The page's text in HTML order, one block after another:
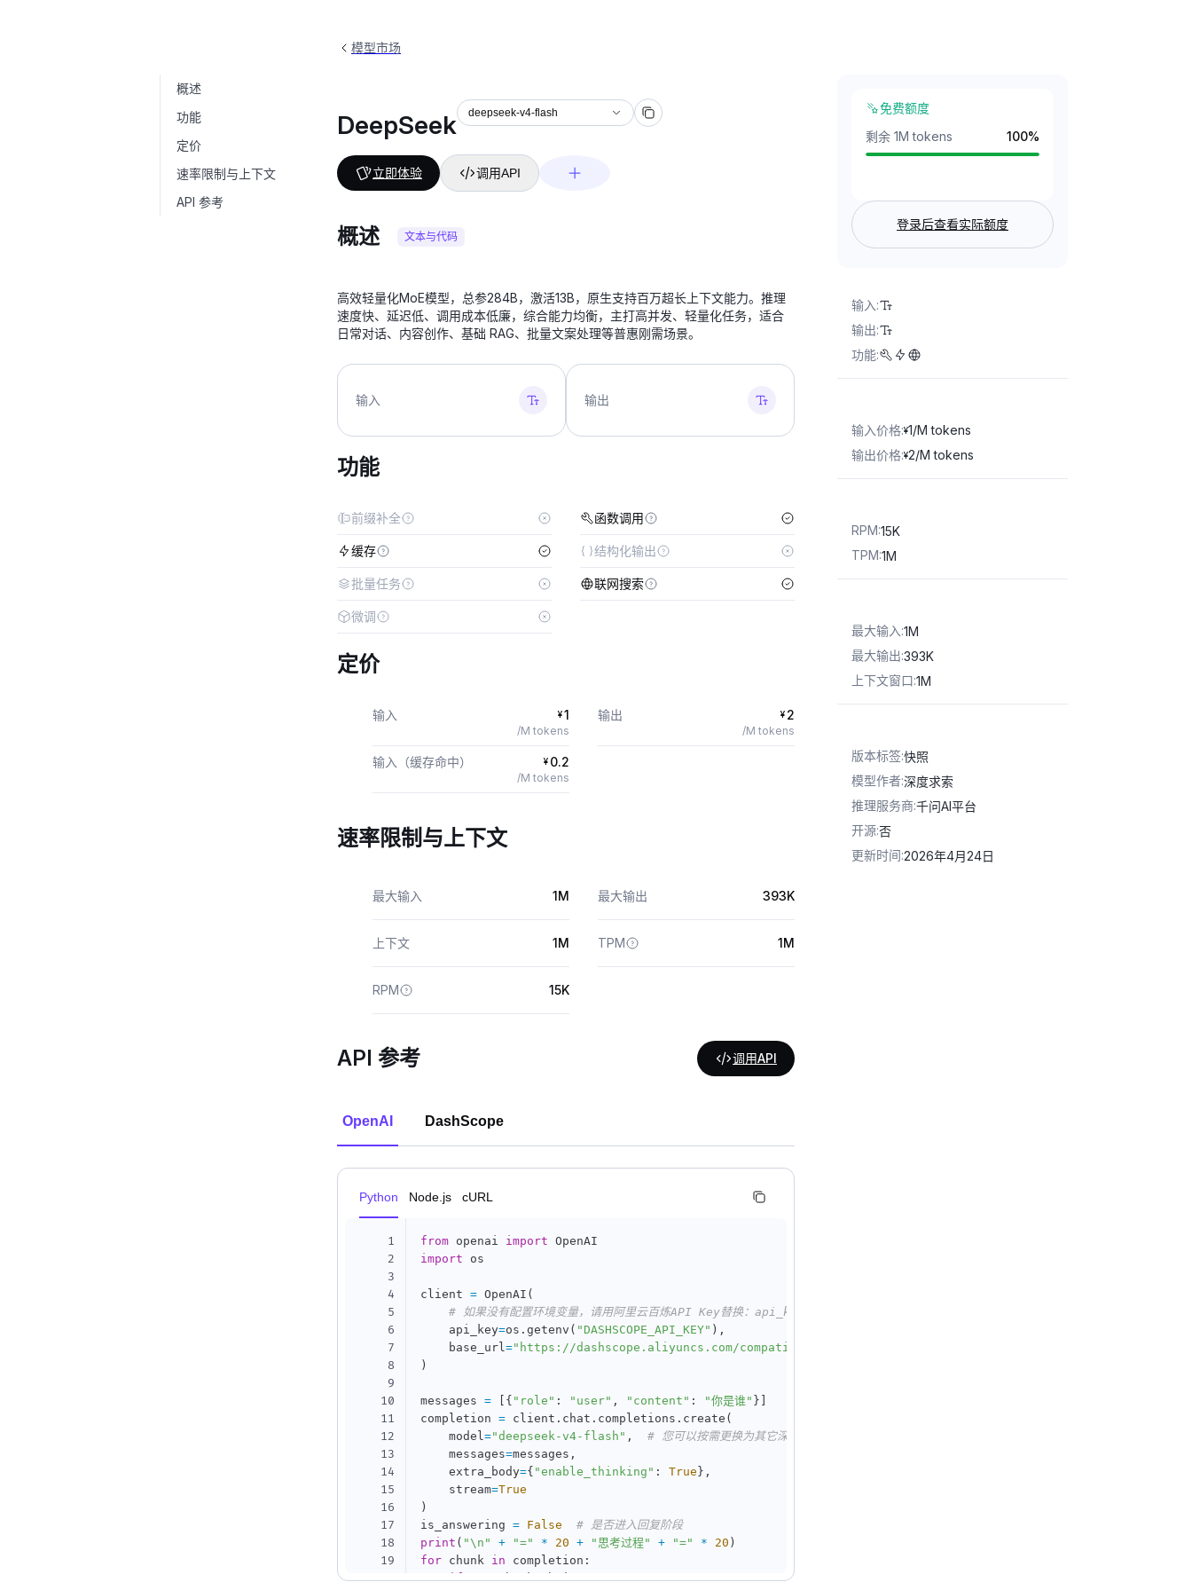
概述
功能
定价
速率限制与上下文
API 参考
模型市场
DeepSeek deepseek-v4-flash
立即体验 调用API
概述 文本与代码
高效轻量化MoE模型，总参284B，激活13B，原生支持百万超长上下文能力。推理
速度快、延迟低、调用成本低廉，综合能力均衡，主打高并发、轻量化任务，适合
日常对话、内容创作、基础 RAG、批量文案处理等普惠刚需场景。
输入 输出
功能
前缀补全 函数调用
缓存 结构化输出
批量任务 联网搜索
微调
定价
输入 ¥1
/M tokens
输出 ¥ 2
/M tokens
输入（缓存命中） ¥ 0.2
/M tokens
速率限制与上下文
最大输入 1M 最大输出 393K
上下文 1M TPM 1M
RPM 15K
API 参考 调用API
OpenAI DashScope
Python Node.js cURL
1
2
3
4
5
6
7
8
9
10
11
12
13
14
15
16
17
18
19
20
from openai import
import os
client = OpenAI (
# 如果没有配置环境变量，请用阿里云百炼API Key替换：api_key="sk-xxx"
    api_key
=os . getenv ( "DASHSCOPE_API_KEY" ) ,
    base_url
="https://dashscope.aliyuncs.com/compatible-mode/v1"
)
messages = { "role" : "user" , "content" : "你是谁" }
completion = client . chat . completions . create (
    model
="deepseek-v4-flash" ,
# 您可以按需更换为其它深度思考模型
    messages
=messages ,
    extra_body
={ "enable_thinking" : True } ,
    stream
=True
)
is_answering = False
# 是否进入回复阶段
print ( "\n" + "=" * 20 + "思考过程" + "=" * 20 )
for chunk in completion :
if not chunk.choices:
免费额度
剩余 1M tokens
100%
登录后查看实际额度
输入:
输出:
功能:
输入价格:¥1/M tokens
输出价格:¥2/M tokens
RPM:15K
TPM:1M
最大输入:1M
最大输出:393K
上下文窗口:1M
版本标签:快照
模型作者:深度求索
推理服务商:千问AI平台
开源:否
更新时间:2026年4月24日